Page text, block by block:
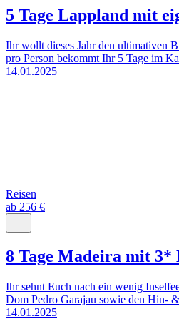
5 Tage Lappland mit
Ihr wollt dieses Jahr den ultimativen
pro Person bekommt Ihr 5 Tage im
14.01.2025
Reisen
ab 256 €
8 Tage Madeira mit
Ihr sehnt Euch nach ein wenig
Dom Pedro Garajau sowie den Hin-
14.01.2025